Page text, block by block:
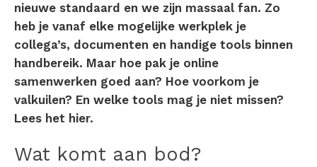
nieuwe standaard en we zijn massaal fan. Zo
heb je vanaf elke mogelijke werkplek je
collega’s, documenten en handige tools binnen
handbereik. Maar hoe pak je online
samenwerken goed aan? Hoe voorkom je
valkuilen? En welke tools mag je niet missen?
Lees het hier.
Wat komt aan bod?